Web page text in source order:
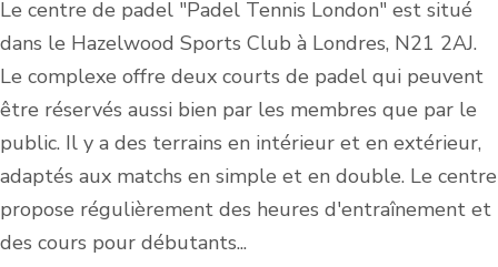
Le centre de padel "Padel Tennis London" est situé
dans le Hazelwood Sports Club à Londres, N21 2AJ.
Le complexe offre deux courts de padel qui peuvent
être réservés aussi bien par les membres que par le
public. Il y a des terrains en intérieur et en extérieur,
adaptés aux matchs en simple et en double. Le centre
propose régulièrement des heures d'entraînement et
des cours pour débutants...